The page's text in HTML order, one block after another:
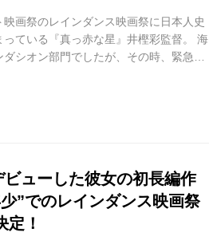
画祭のレインダンス映画祭に日本人史
ている『真っ赤な星』井樫彩監督。 海
シオン部門でしたが、その時、緊急で
タートいたします。 また、今回の連載
ロデューサー菅原 澪さんと二人でレポ
ューした彼女の初長編作
”でのレインダンス映画祭
！